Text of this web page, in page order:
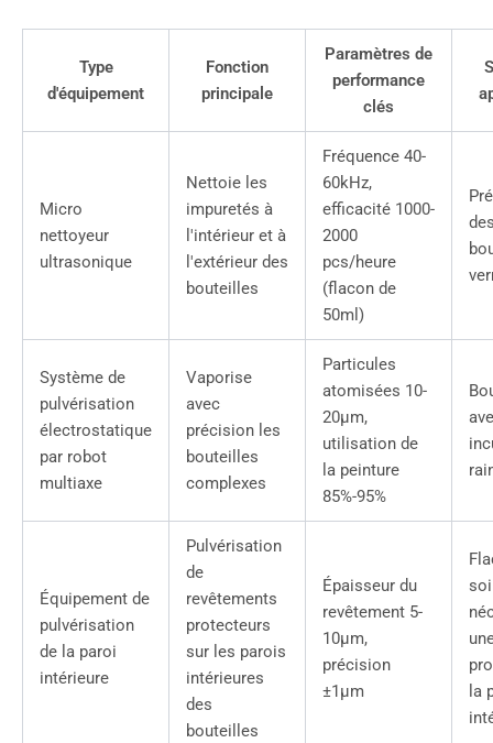
Type
d'équipement
Fonction
principale
Paramètres de
performance
clés
Micro
nettoyeur
ultrasonique
Nettoie les
impuretés à
l'intérieur et à
l'extérieur des
bouteilles
Fréquence 40-
60kHz,
efficacité 1000-
2000
pcs/heure
(flacon de
50ml)
Système de
pulvérisation
électrostatique
par robot
multiaxe
Vaporise
avec
précision les
bouteilles
complexes
Particules
atomisées 10-
20μm,
utilisation de
la peinture
85%-95%
Équipement de
pulvérisation
de la paroi
intérieure
Pulvérisation
de
revêtements
protecteurs
sur les parois
intérieures
des
bouteilles
Épaisseur du
revêtement 5-
10μm,
précision
±1μm
la